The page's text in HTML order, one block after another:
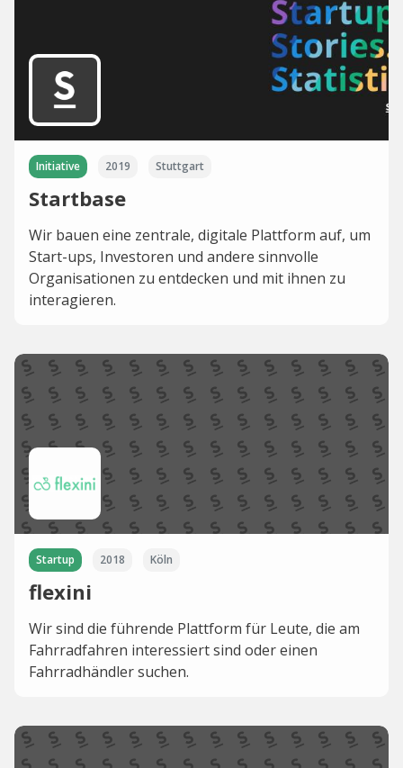
Initiative 2019 Stuttgart
Startbase
Wir bauen eine zentrale, digitale Plattform auf, um
Start-ups, Investoren und andere sinnvolle
Organisationen zu entdecken und mit ihnen zu
interagieren.
Startup 2018 Köln
flexini
Wir sind die führende Plattform für Leute, die am
Fahrradfahren interessiert sind oder einen
Fahrradhändler suchen.